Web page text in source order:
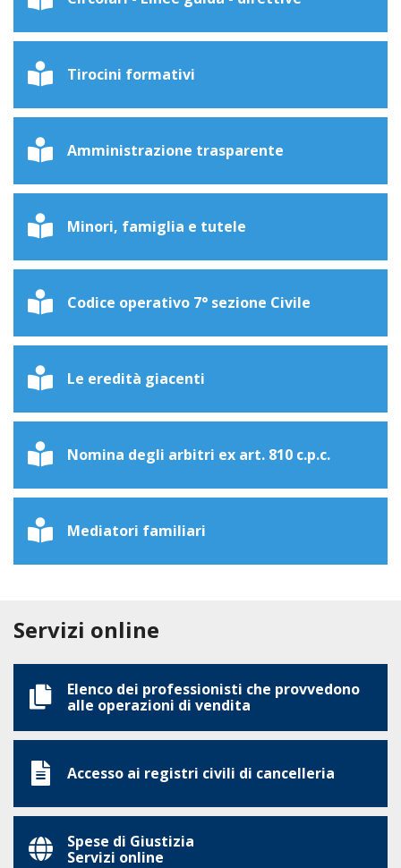
Tirocini formativi
Amministrazione trasparente
Minori, famiglia e tutele
Codice operativo 7° sezione Civile
Le eredità giacenti
Nomina degli arbitri ex art. 810 c.p.c.
Mediatori familiari
Servizi online
Elenco dei professionisti che provvedono
alle operazioni di vendita
Accesso ai registri civili di cancelleria
Spese di Giustizia
Servizi online